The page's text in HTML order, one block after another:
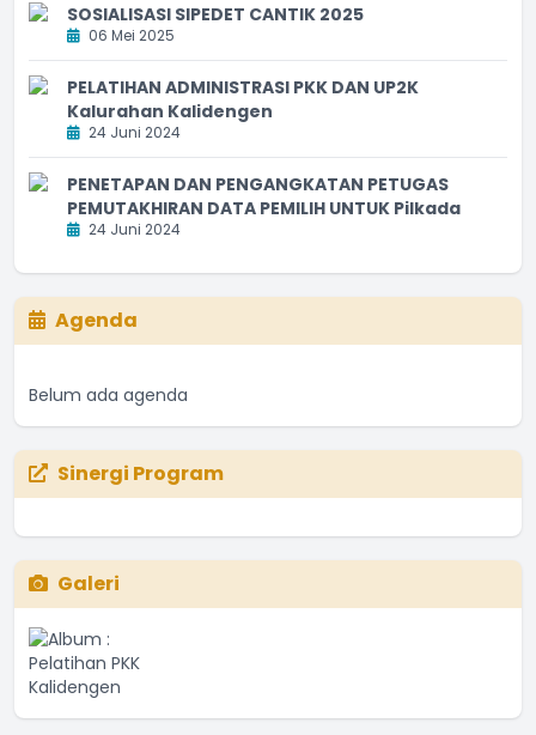
SOSIALISASI SIPEDET CANTIK 2025
06 Mei 2025
PELATIHAN ADMINISTRASI PKK DAN UP2K
Kalurahan Kalidengen
24 Juni 2024
PENETAPAN DAN PENGANGKATAN PETUGAS
PEMUTAKHIRAN DATA PEMILIH UNTUK Pilkada
24 Juni 2024
Agenda
Belum ada agenda
Sinergi Program
Galeri